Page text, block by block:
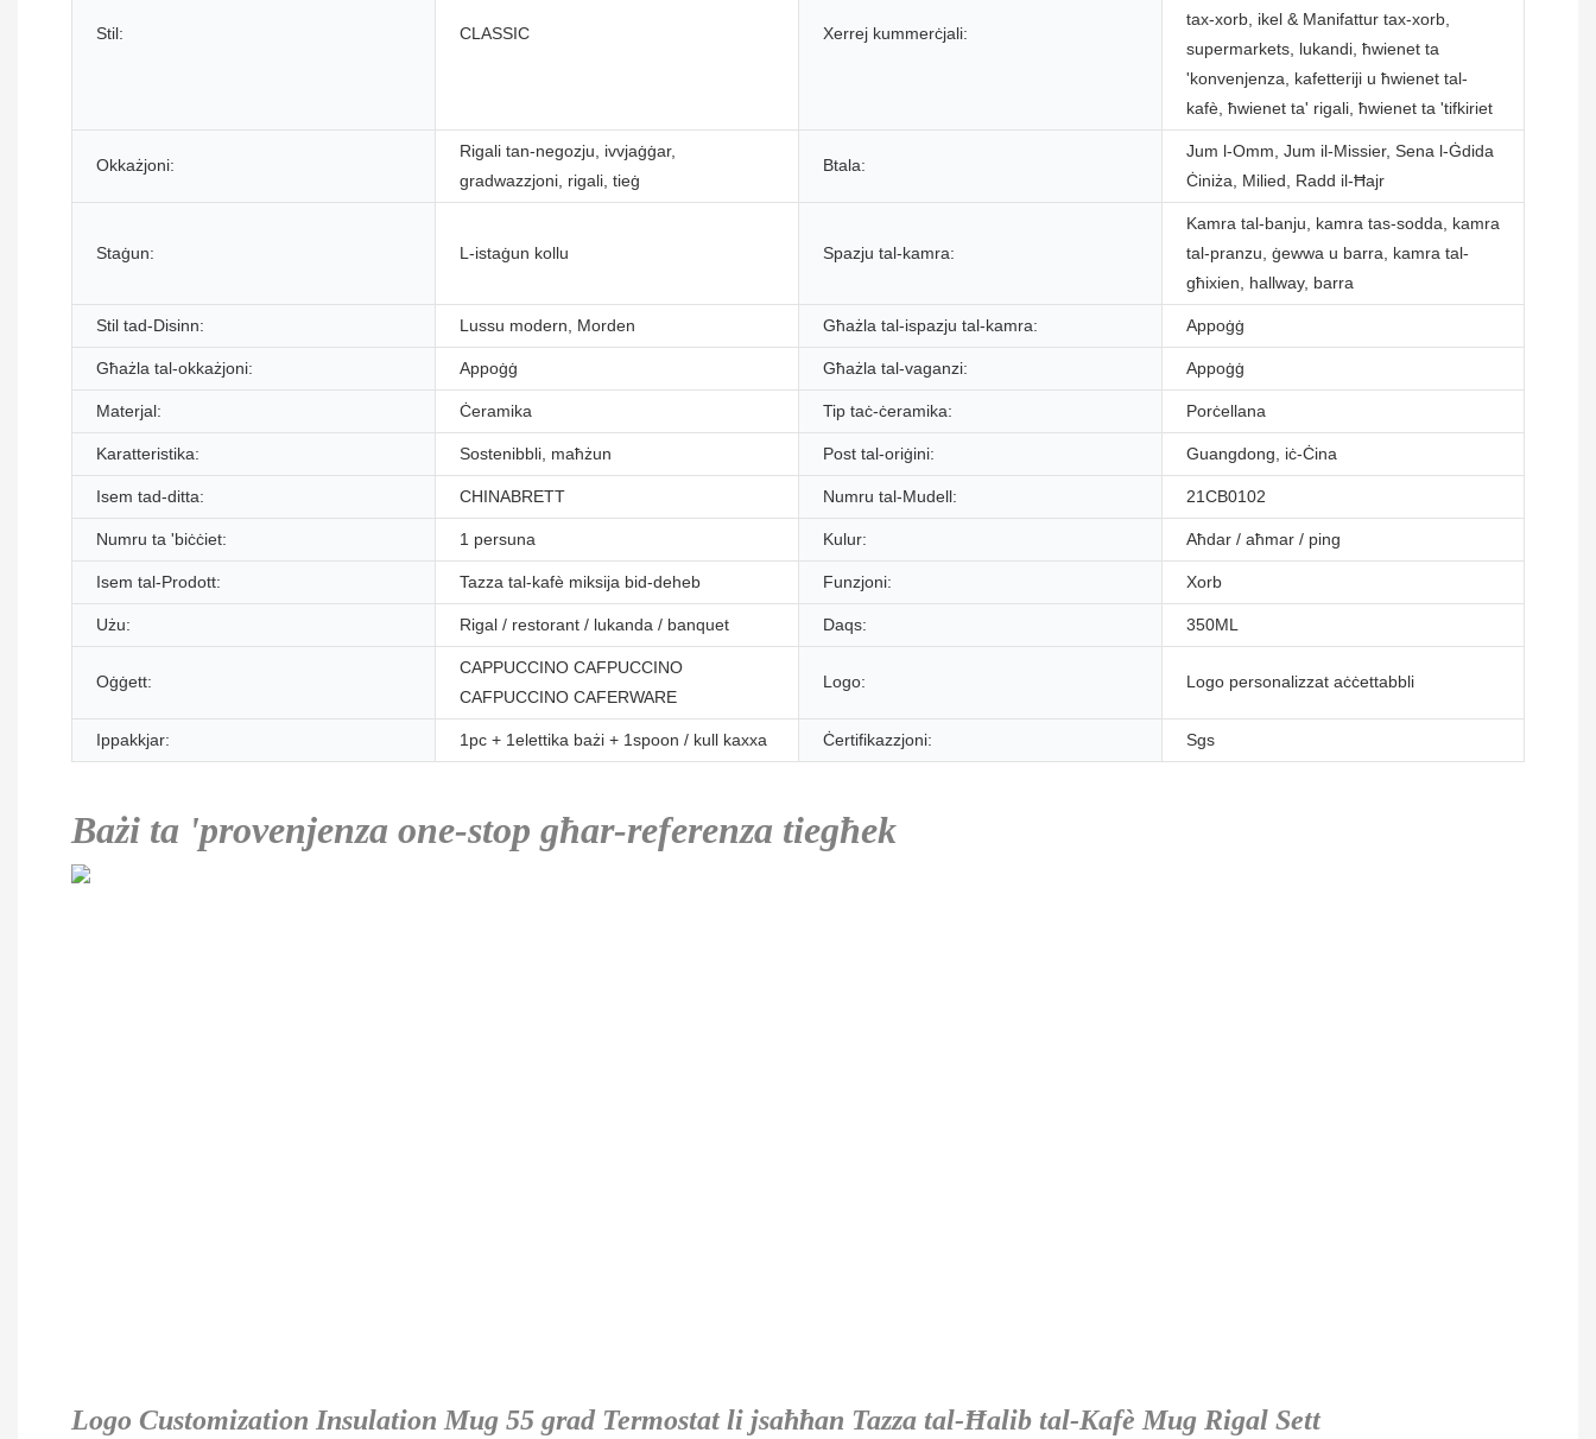
Stil: CLASSIC Xerrej kummerċjali:
tax-xorb, ikel & Manifattur tax-xorb,
supermarkets, lukandi, ħwienet ta
'konvenjenza, kafetteriji u ħwienet tal-
kafè, ħwienet ta' rigali, ħwienet ta 'tifkiriet
Okkażjoni:
Rigali tan-negozju, ivvjaġġar,
gradwazzjoni, rigali, tieġ
Btala:
Jum l-Omm, Jum il-Missier, Sena l-Ġdida
Ċiniża, Milied, Radd il-Ħajr
Staġun: L-istaġun kollu Spazju tal-kamra:
Kamra tal-banju, kamra tas-sodda, kamra
tal-pranzu, ġewwa u barra, kamra tal-
għixien, hallway, barra
Stil tad-Disinn: Lussu modern, Morden Għażla tal-ispazju tal-kamra: Appoġġ
Għażla tal-okkażjoni: Appoġġ Għażla tal-vaganzi: Appoġġ
Materjal: Ċeramika Tip taċ-ċeramika: Porċellana
Karatteristika: Sostenibbli, maħżun Post tal-oriġini: Guangdong, iċ-Ċina
Isem tad-ditta: CHINABRETT Numru tal-Mudell: 21CB0102
Numru ta 'biċċiet: 1 persuna Kulur: Aħdar / aħmar / ping
Isem tal-Prodott: Tazza tal-kafè miksija bid-deheb Funzjoni: Xorb
Użu: Rigal / restorant / lukanda / banquet Daqs: 350ML
Oġġett:
CAPPUCCINO CAFPUCCINO
CAFPUCCINO CAFERWARE
Logo: Logo personalizzat aċċettabbli
Ippakkjar: 1pc + 1elettika bażi + 1spoon / kull kaxxa Ċertifikazzjoni: Sgs
Bażi ta 'provenjenza one-stop għar-referenza tiegħek
Logo Customization Insulation Mug 55 grad Termostat li jsaħħan Tazza tal-Ħalib tal-Kafè Mug Rigal Sett